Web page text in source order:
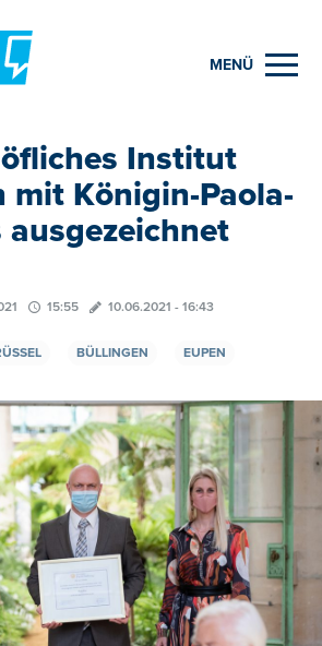
MENÜ
Institut
mit Königin-Paola-
ausgezeichnet
15:55 10.06.2021 - 16:43
BÜLLINGEN EUPEN